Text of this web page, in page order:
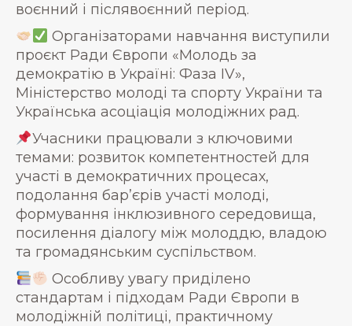
воєнний і післявоєнний період.
Організаторами навчання виступили
проєкт Ради Європи «Молодь за
демократію в Україні: Фаза IV»,
Міністерство молоді та спорту України та
Українська асоціація молодіжних рад.
Учасники працювали з ключовими
темами: розвиток компетентностей для
участі в демократичних процесах,
подолання бар’єрів участі молоді,
формування інклюзивного середовища,
посилення діалогу між молоддю, владою
та громадянським суспільством.
Особливу увагу приділено
стандартам і підходам Ради Європи в
молодіжній політиці, практичному